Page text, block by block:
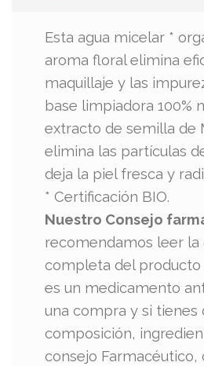
Esta agua micelar *
aroma floral elimina
maquillaje y las
base limpiadora 100%
extracto de semilla de
elimina las partículas
deja la piel fresca y
* Certificación BIO.
Nuestro Consejo
recomendamos leer la
completa del
es un medicamento
una compra y si tienes
composición,
consejo Farmacéutico,